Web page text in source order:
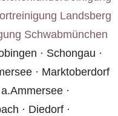
Landsberg
Schwabmünchen
· Schongau ·
· Marktoberdorf
·
· Diedorf ·